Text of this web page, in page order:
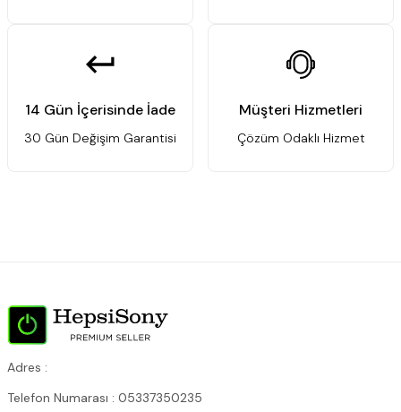
14 Gün İçerisinde İade
30 Gün Değişim Garantisi
Müşteri Hizmetleri
Çözüm Odaklı Hizmet
Adres :
Telefon Numarası : 05337350235